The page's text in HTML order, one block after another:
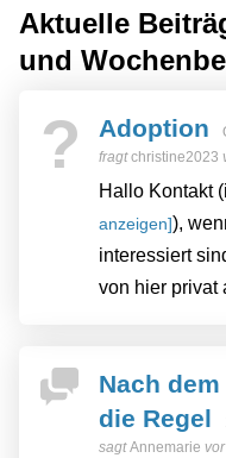
Aktuelle
und
? Adoption
fragtchristine2023
Hallo Kontakt
anzeigen]),
interessiert
von hier privat
Nach
die Regel
sagtAnnemarie vor